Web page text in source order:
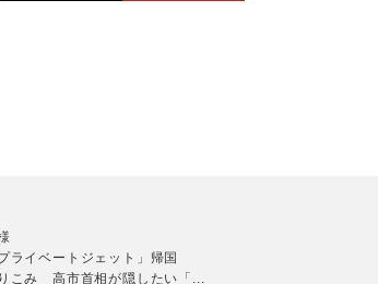
イベートジェット」帰国
こみ 高市首相が隠したい「...